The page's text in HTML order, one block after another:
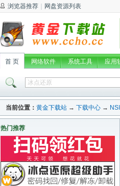
浏览器推荐 网盘资源列表
首 页 网络软件 系统工具 应用
当前位置： 黄金下载站 → 下载中心 →
热门推荐